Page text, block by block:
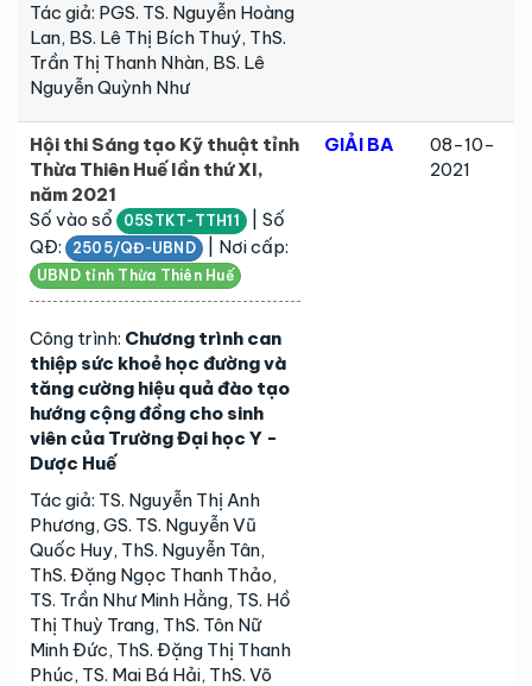
Tác giả: PGS. TS. Nguyễn Hoàng
Lan, BS. Lê Thị Bích Thuý, ThS.
Trần Thị Thanh Nhàn, BS. Lê
Nguyễn Quỳnh Như
Hội thi Sáng tạo Kỹ thuật tỉnh
Thừa Thiên Huế lần thứ XI,
năm 2021
Số vào sổ
05STKT-TTH11 | Số
QĐ:
2505/QĐ-UBND | Nơi cấp:
UBND tỉnh Thừa Thiên Huế
Công trình: Chương trình can
thiệp sức khoẻ học đường và
tăng cường hiệu quả đào tạo
hướng cộng đồng cho sinh
viên của Trường Đại học Y -
Dược Huế
Tác giả: TS. Nguyễn Thị Anh
Phương, GS. TS. Nguyễn Vũ
Quốc Huy, ThS. Nguyễn Tân,
ThS. Đặng Ngọc Thanh Thảo,
TS. Trần Như Minh Hằng, TS. Hồ
Thị Thuỳ Trang, ThS. Tôn Nữ
Minh Đức, ThS. Đặng Thị Thanh
Phúc, TS. Mai Bá Hải, ThS. Võ
GIẢI BA
08-10-
2021